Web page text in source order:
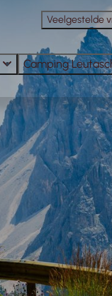
Veelgestelde
Camping